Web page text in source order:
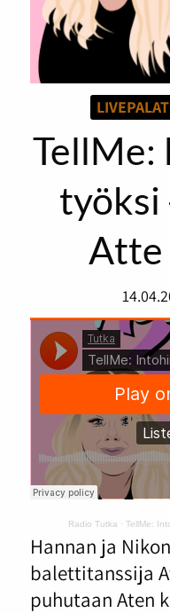
LIVEPALAT
TellMe:
työksi
Atte
Radio Tutka · TellMe:
Hannan ja
balettitanssija
puhutaan Aten